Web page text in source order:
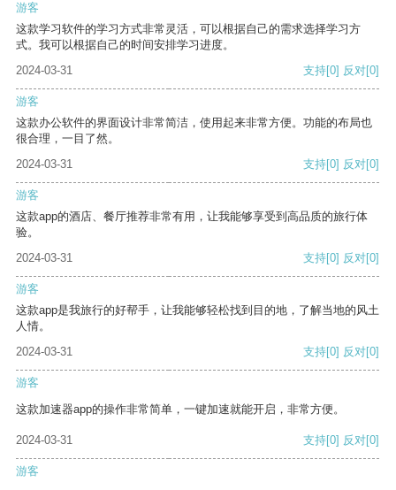
游客
这款学习软件的学习方式非常灵活，可以根据自己的需求选择学习方
式。我可以根据自己的时间安排学习进度。
2024-03-31
支持[0] 反对[0]
游客
这款办公软件的界面设计非常简洁，使用起来非常方便。功能的布局也
很合理，一目了然。
2024-03-31
支持[0] 反对[0]
游客
这款app的酒店、餐厅推荐非常有用，让我能够享受到高品质的旅行体
验。
2024-03-31
支持[0] 反对[0]
游客
这款app是我旅行的好帮手，让我能够轻松找到目的地，了解当地的风土
人情。
2024-03-31
支持[0] 反对[0]
游客
这款加速器app的操作非常简单，一键加速就能开启，非常方便。
2024-03-31 支持[0] 反对[0]
游客